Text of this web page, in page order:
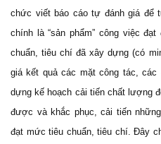
chức viết báo cáo tự đánh giá để
chính là “sản phẩm” công việc
chuẩn, tiêu chí đã xây dựng (có
giá kết quả các mặt công tác,
dựng kế hoạch cải tiến chất lượng
được và khắc phục, cải tiến
đạt mức tiêu chuẩn, tiêu chí. Đây